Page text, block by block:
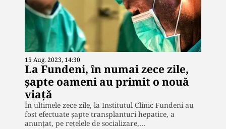
15 Aug. 2023, 14:30
La Fundeni, în numai zece zile,
șapte oameni au primit o nouă
viață
În ultimele zece zile, la Institutul Clinic Fundeni au
fost efectuate șapte transplanturi hepatice, a
anunțat, pe rețelele de socializare,…